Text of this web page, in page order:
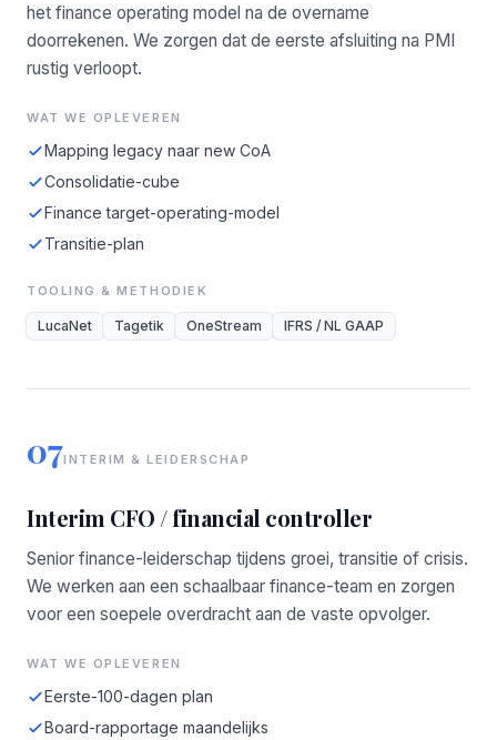
het finance operating model na de overname
doorrekenen. We zorgen dat de eerste afsluiting na PMI
rustig verloopt.
WAT WE OPLEVEREN
Mapping legacy naar new CoA
Consolidatie-cube
Finance target-operating-model
Transitie-plan
TOOLING & METHODIEK
LucaNet Tagetik OneStream IFRS / NL GAAP
07INTERIM & LEIDERSCHAP
Interim CFO / financial controller
Senior finance-leiderschap tijdens groei, transitie of crisis.
We werken aan een schaalbaar finance-team en zorgen
voor een soepele overdracht aan de vaste opvolger.
WAT WE OPLEVEREN
Eerste-100-dagen plan
Board-rapportage maandelijks